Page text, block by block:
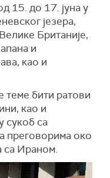
15. до 17. јуна у
језера,
Британије,
и
као и
теме бити ратови
као и
сукоб са
преговорима око
са Ираном.